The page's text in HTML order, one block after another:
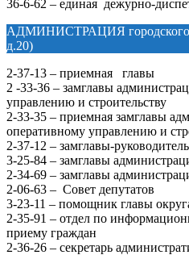
36-6-62 – единая дежурно-
АДМИНИСТРАЦИЯ городского
д.20)
2-37-13 – приемная главы
2 -33-36 – замглавы
управлению и строительству
2-33-35 – приемная замглавы
оперативному управлению и
2-37-12 – замглавы-
3-25-84 – замглавы
2-34-69 – замглавы
2-06-63 – Совет депутатов
3-23-11 – помощник главы
2-35-91 – отдел по
приему граждан
2-36-26 – секретарь